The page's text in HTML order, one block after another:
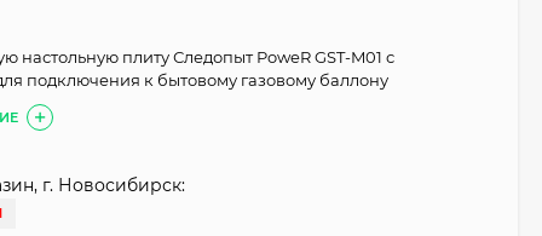
настольную плиту Следопыт PoweR GST-M01 с
подключения к бытовому газовому баллону
г. Новосибирск: